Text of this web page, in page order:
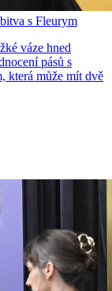
s Fleurym
váze hned
pásů s
která může mít dvě